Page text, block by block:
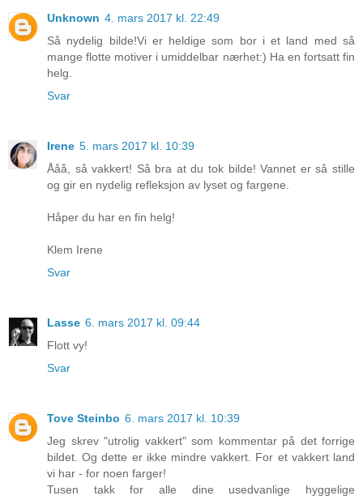
Unknown 4. mars 2017 kl. 22:49
Så nydelig bilde!Vi er heldige som bor i et land med så
mange flotte motiver i umiddelbar nærhet:) Ha en fortsatt fin
helg.
Svar
Irene 5. mars 2017 kl. 10:39
Ååå, så vakkert! Så bra at du tok bilde! Vannet er så stille
og gir en nydelig refleksjon av lyset og fargene.
Håper du har en fin helg!
Klem Irene
Svar
Lasse 6. mars 2017 kl. 09:44
Flott vy!
Svar
Tove Steinbo 6. mars 2017 kl. 10:39
Jeg skrev "utrolig vakkert" som kommentar på det forrige
bildet. Og dette er ikke mindre vakkert. For et vakkert land
vi har - for noen farger!
Tusen takk for alle dine usedvanlige hyggelige